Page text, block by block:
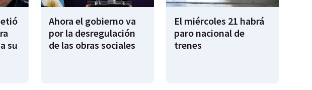
su
Ahora el gobierno va
por la desregulación
de las obras sociales
El miércoles 21 habrá
paro nacional de
trenes